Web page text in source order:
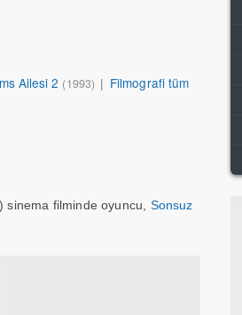
Ailesi 2 (1993) | Filmografi tüm
sinema filminde oyuncu, Sonsuz